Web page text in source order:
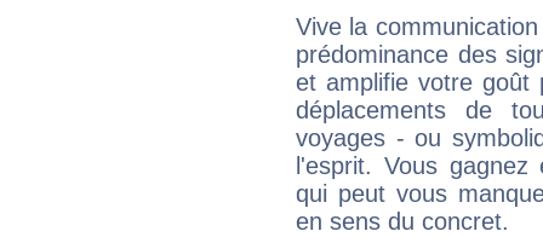
Vive la
prédominance des
et amplifie votre goût
déplacements de
voyages - ou
l'esprit. Vous
qui peut vous
en sens du concret.